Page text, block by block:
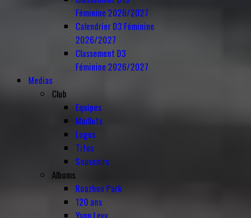
Féminine 2026/2027
Calendrier D3 Féminine
2026/2027
Classement D3
Féminine 2026/2027
Medias
Club
Equipes
Maillots
Logos
Tifos
Souvenirs
Albums
Roazhon Park
120 ans
Yann Levy